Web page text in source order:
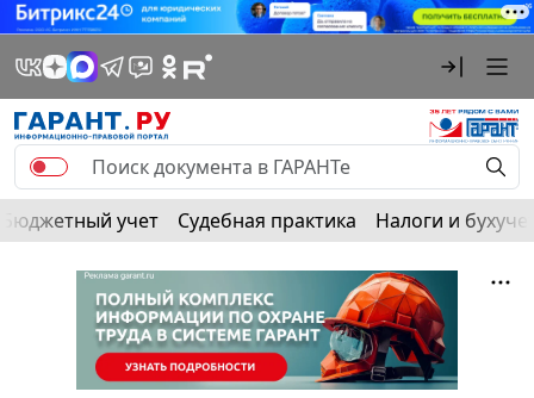
Бюджетный учет Судебная практика Налоги и